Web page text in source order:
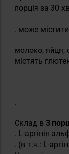
порція за 30
. може
молоко, яйця,
містять
.
Склад в 3
. L-аргінін
. (в т.ч.: L-